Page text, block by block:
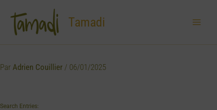
contenu
Tamadi
Par Adrien Couillier / 06/01/2025
Search Entries: